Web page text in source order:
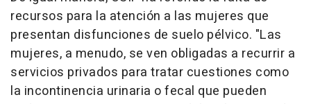
recursos para la atención a las mujeres que
presentan disfunciones de suelo pélvico. "Las
mujeres, a menudo, se ven obligadas a recurrir a
servicios privados para tratar cuestiones como
la incontinencia urinaria o fecal que pueden